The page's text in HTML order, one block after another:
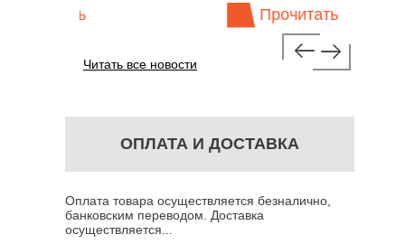
Прочитать
Читать все новости
ОПЛАТА И ДОСТАВКА
Оплата товара осуществляется безналично,
банковским переводом. Доставка
осуществляется...